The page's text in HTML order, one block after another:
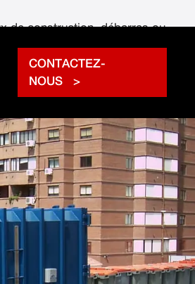
de construction, débarras ou
CONTACTEZ-
NOUS